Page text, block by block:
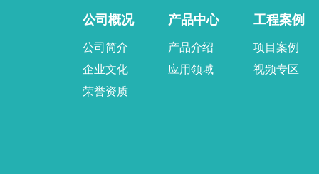
公司概况
公司简介
企业文化
荣誉资质
产品中心
产品介绍
应用领域
工程案例
项目案例
视频专区